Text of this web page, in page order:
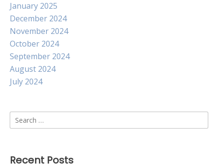
January 2025
December 2024
November 2024
October 2024
September 2024
August 2024
July 2024
Search
for:
Recent Posts